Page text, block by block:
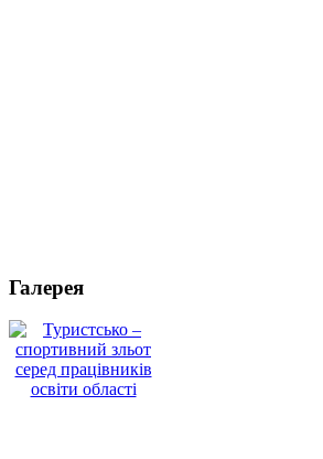
Галерея